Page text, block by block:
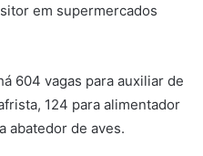
em supermercados
604 vagas para auxiliar de
124 para alimentador
abatedor de aves.